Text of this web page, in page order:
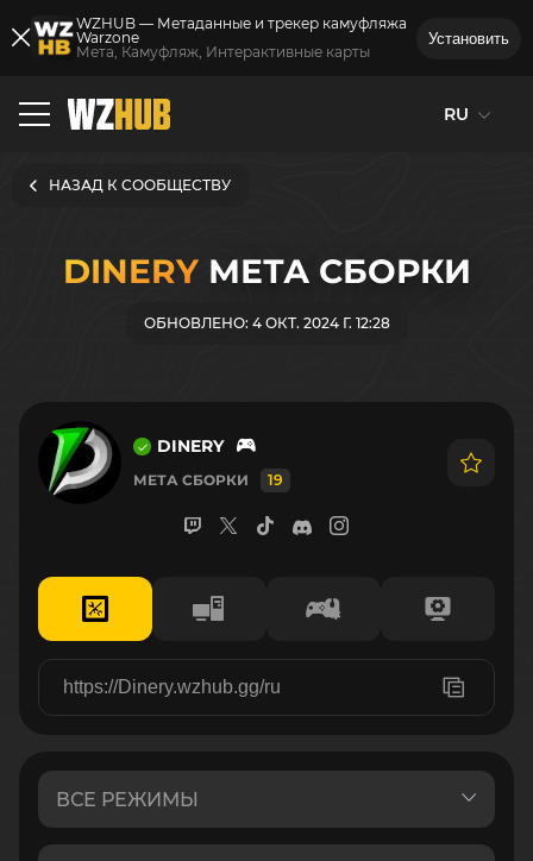
WZHUB — Метаданные и трекер камуфляжа
Warzone
Мета, Камуфляж, Интерактивные карты
Установить
RU
НАЗАД К СООБЩЕСТВУ
DINERYМЕТА СБОРКИ
ОБНОВЛЕНО: 4 ОКТ. 2024 Г. 12:28
DINERY
МЕТА СБОРКИ 19